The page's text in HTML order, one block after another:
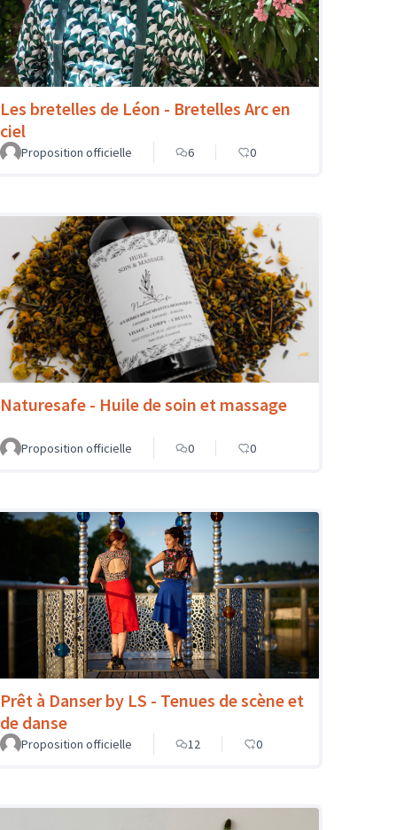
Les bretelles de Léon - Bretelles Arc en
ciel
Proposition officielle 6 0
Naturesafe - Huile de soin et massage
Proposition officielle 0 0
Prêt à Danser by LS - Tenues de scène et
de danse
Proposition officielle 12 0